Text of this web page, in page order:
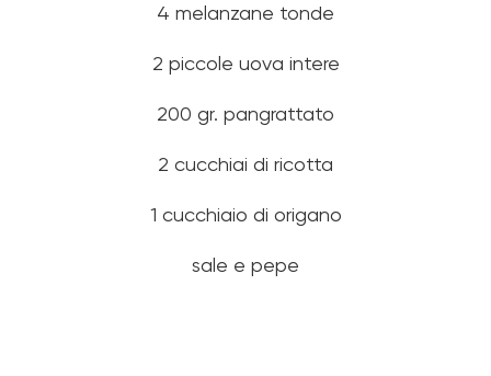
4 melanzane tonde
2 piccole uova intere
200 gr. pangrattato
2 cucchiai di ricotta
1 cucchiaio di origano
sale e pepe